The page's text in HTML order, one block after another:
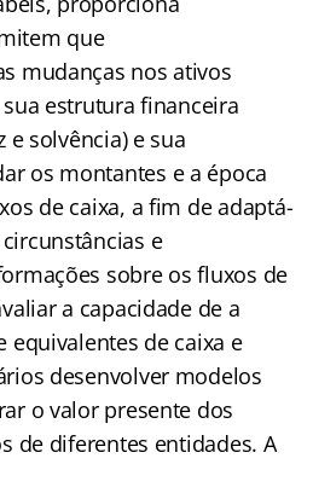
que
mudanças nos ativos
estrutura financeira
solvência) e sua
os montantes e a época
de caixa, a fim de adaptá-
e
sobre os fluxos de
a capacidade de a
equivalentes de caixa e
desenvolver modelos
o valor presente dos
de diferentes entidades. A